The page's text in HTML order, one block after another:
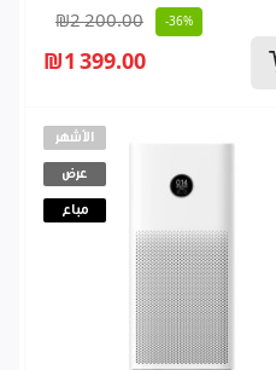
₪2 200.00 -36%
₪1 399.00
الأشهر
عرض
مباع